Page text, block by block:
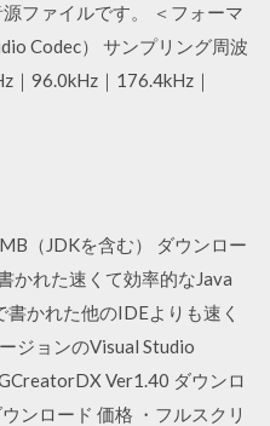
ファイルです。 ＜フォーマ
Codec） サンプリング周波
｜96.0kHz｜176.4kHz｜
（JDKを含む） ダウンロー
かれた速くて効率的なJava
かれた他のIDEよりも速く
ジョンのVisual Studio
Ver1.40 ダウンロ
ンロード 価格 ・フルスクリ